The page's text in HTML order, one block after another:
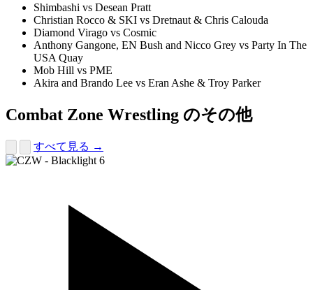
Shimbashi vs Desean Pratt
Christian Rocco & SKI vs Dretnaut & Chris Calouda
Diamond Virago vs Cosmic
Anthony Gangone, EN Bush and Nicco Grey vs Party In The
USA Quay
Mob Hill vs PME
Akira and Brando Lee vs Eran Ashe & Troy Parker
Combat Zone Wrestling のその他
すべて見る →